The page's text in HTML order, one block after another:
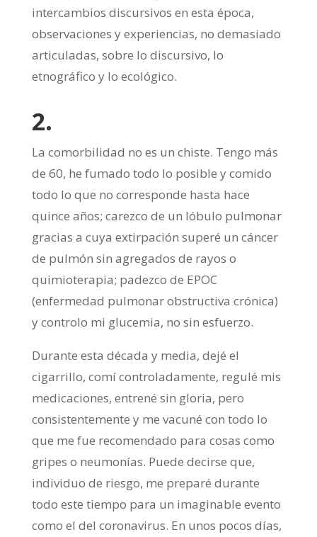
intercambios discursivos en esta época,
observaciones y experiencias, no demasiado
articuladas, sobre lo discursivo, lo
etnográfico y lo ecológico.
2.
La comorbilidad no es un chiste. Tengo más
de 60, he fumado todo lo posible y comido
todo lo que no corresponde hasta hace
quince años; carezco de un lóbulo pulmonar
gracias a cuya extirpación superé un cáncer
de pulmón sin agregados de rayos o
quimioterapia; padezco de EPOC
(enfermedad pulmonar obstructiva crónica)
y controlo mi glucemia, no sin esfuerzo.
Durante esta década y media, dejé el
cigarrillo, comí controladamente, regulé mis
medicaciones, entrené sin gloria, pero
consistentemente y me vacuné con todo lo
que me fue recomendado para cosas como
gripes o neumonías. Puede decirse que,
individuo de riesgo, me preparé durante
todo este tiempo para un imaginable evento
como el del coronavirus. En unos pocos días,